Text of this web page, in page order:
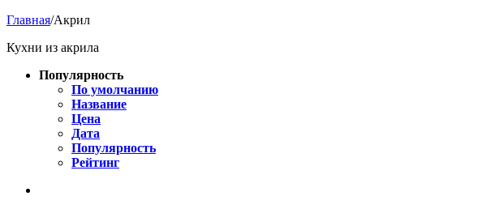
Главная/Акрил
Кухни из акрила
Популярность
По умолчанию
Название
Цена
Дата
Популярность
Рейтинг